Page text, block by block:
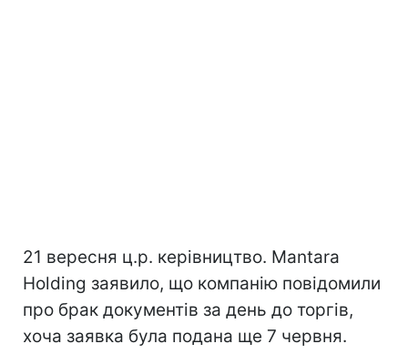
21 вересня ц.р. керівництво. Mantara
Holding заявило, що компанію повідомили
про брак документів за день до торгів,
хоча заявка була подана ще 7 червня.